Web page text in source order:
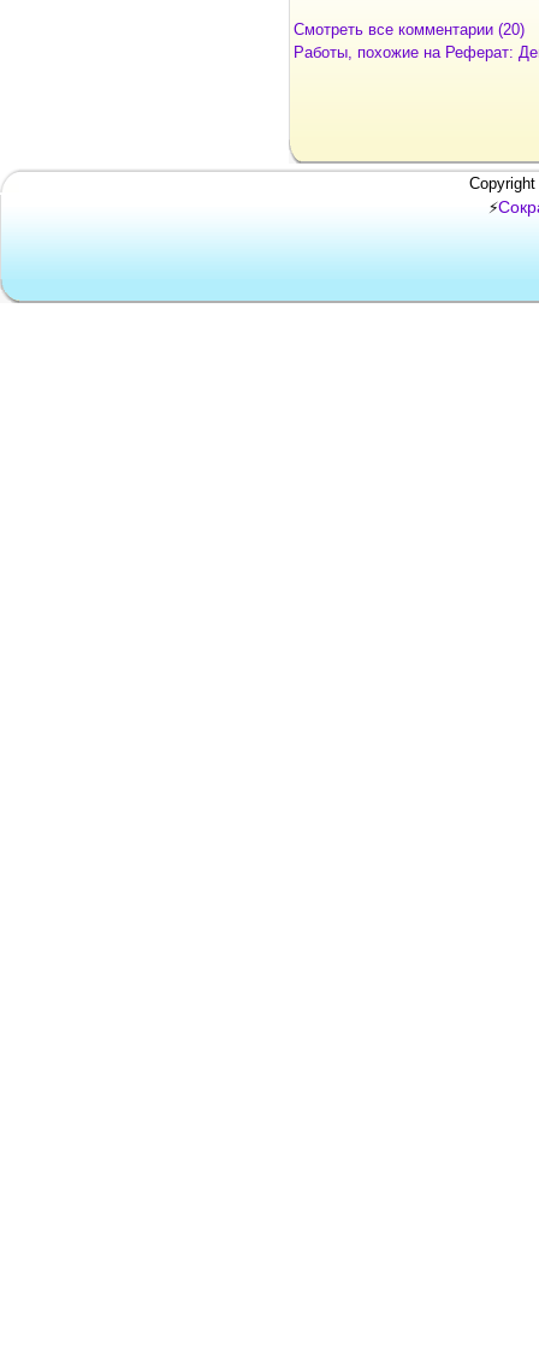
Смотреть все комментарии (20)
Работы, похожие на Реферат:
⚡